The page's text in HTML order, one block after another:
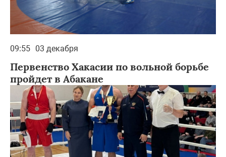
09:55 03 декабря
Первенство Хакасии по вольной борьбе
пройдет в Абакане